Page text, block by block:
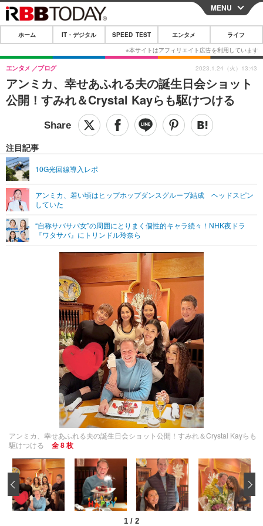
CLOSE
ホーム
IT・デジタル
IT・デジタルTOP スマートフォン
ガジェット・ツール
ショッピング その他
SPEED TEST
エンタメTOP 映画・ドラマ
グラビア
ショッピング その他
ライフTOP
その他
リリース一覧
プッシュ通知の停止方法
MENU
ホーム IT・デジタル SPEED TEST エンタメ ライフ
アンミカ、幸せあふれる夫の誕生日会ショット
公開！すみれ＆Crystal Kayらも駆けつける
エンタメ ブログ
注目記事
10G光回線導入レポ
アンミカ、若い頃はヒップホップダンスグループ結成 ヘッドスピン
していた
“自称サバサバ女”の周囲にとりまく個性的キャラ続々！NHK夜ドラ
『ワタサバ』にトリンドル玲奈ら
2023.1.24（火）13:43
アンミカ、幸せあふれる夫の誕生日会ショット公開！すみれ＆Crystal Kayらも
駆けつける
全 8 枚
1 / 2
‹